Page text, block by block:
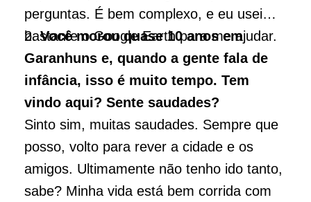
perguntas. É bem complexo, e eu usei
bastante o Google Earth para me ajudar.
2.Você morou quase 10 anos em
Garanhuns e, quando a gente fala de
infância, isso é muito tempo. Tem
vindo aqui? Sente saudades?
Sinto sim, muitas saudades. Sempre que
posso, volto para rever a cidade e os
amigos. Ultimamente não tenho ido tanto,
sabe? Minha vida está bem corrida com